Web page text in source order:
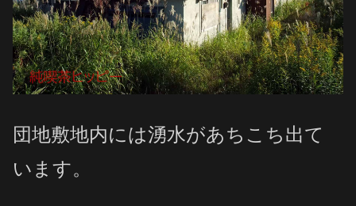
団地敷地内には湧水があちこち出て
います。